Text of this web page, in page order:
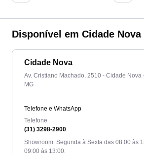
Disponível em Cidade Nova
Cidade Nova
Av. Cristiano Machado, 2510 - Cidade Nova
MG
Telefone e WhatsApp
Telefone
(31) 3298-2900
Showroom: Segunda à Sexta das 08:00 às
09:00 às 13:00.